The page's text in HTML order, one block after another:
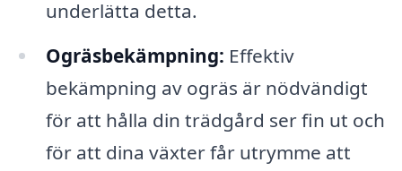
underlätta detta.
Ogräsbekämpning: Effektiv
bekämpning av ogräs är nödvändigt
för att hålla din trädgård ser fin ut och
för att dina växter får utrymme att